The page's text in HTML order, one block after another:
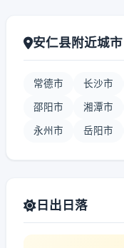
安仁县附近城市
常德市 长沙市
邵阳市 湘潭市
永州市 岳阳市
日出日落